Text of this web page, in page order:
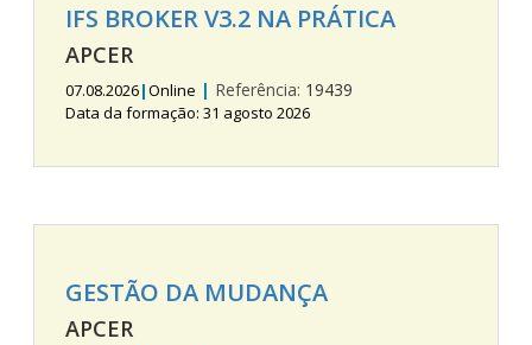
IFS BROKER V3.2 NA PRÁTICA
APCER
07.08.2026|Online | Referência: 19439
Data da formação: 31 agosto 2026
GESTÃO DA MUDANÇA
APCER